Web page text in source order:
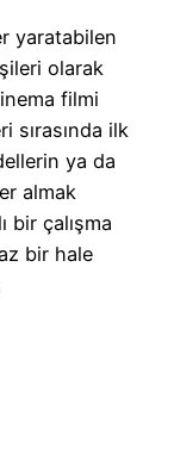
yaratabilen
olarak
filmi
sırasında ilk
ya da
almak
bir çalışma
bir hale